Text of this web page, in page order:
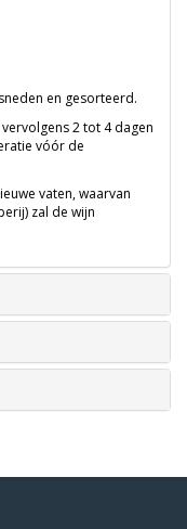
en gesorteerd.
2 tot 4 dagen
vóór de
vaten, waarvan
zal de wijn